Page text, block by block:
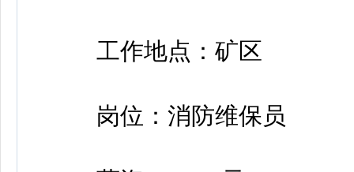
工作地点：矿区
岗位：消防维保员